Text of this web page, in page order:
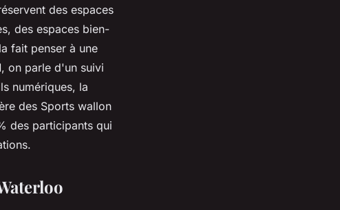
des espaces
des espaces bien-
fait penser à une
, on parle d'un suivi
numériques, la
des Sports wallon
des participants qui